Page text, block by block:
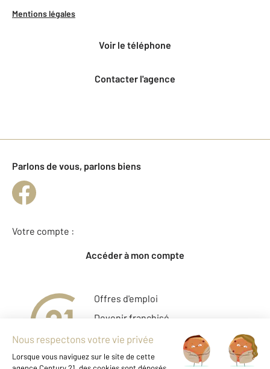
Mentions légales
voir le téléphone
Contacter l'agence
Parlons de vous, parlons biens
Votre compte :
Accéder à mon compte
Offres d'emploi
Devenir franchisé
Entreprise et commerce
Fine Homes & Estates